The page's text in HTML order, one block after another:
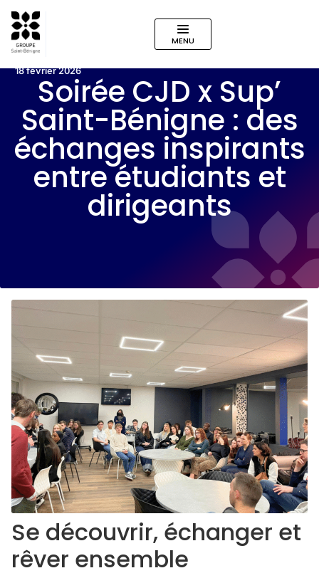
MENU
18 février 2026
Soirée CJD x Sup’
Saint-Bénigne : des
échanges inspirants
entre étudiants et
dirigeants
Se découvrir, échanger et
rêver ensemble